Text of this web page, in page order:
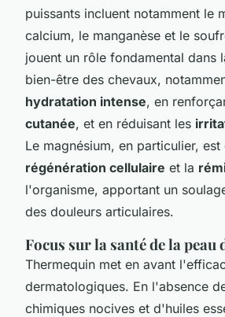
puissants incluent notamment le
calcium, le manganèse et le
jouent un rôle fondamental dans
bien-être des chevaux,
hydratation intense, en
cutanée, et en réduisant les
Le magnésium, en particulier,
régénération cellulaire et la
l'organisme, apportant un
des douleurs articulaires.
Focus sur la santé de la peau
Thermequin met en avant
dermatologiques. En l'absence
chimiques nocives et d'huiles